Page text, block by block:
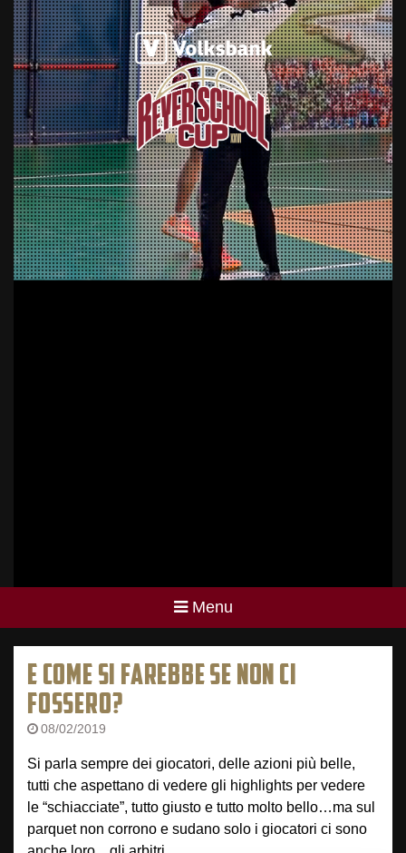
Menu
E COME SI FAREBBE SE NON CI
FOSSERO?
08/02/2019
Si parla sempre dei giocatori, delle azioni più belle,
tutti che aspettano di vedere gli highlights per vedere
le “schiacciate”, tutto giusto e tutto molto bello…ma sul
parquet non corrono e sudano solo i giocatori ci sono